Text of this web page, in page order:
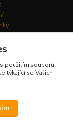
s použitím souborů
týkající se Vašich